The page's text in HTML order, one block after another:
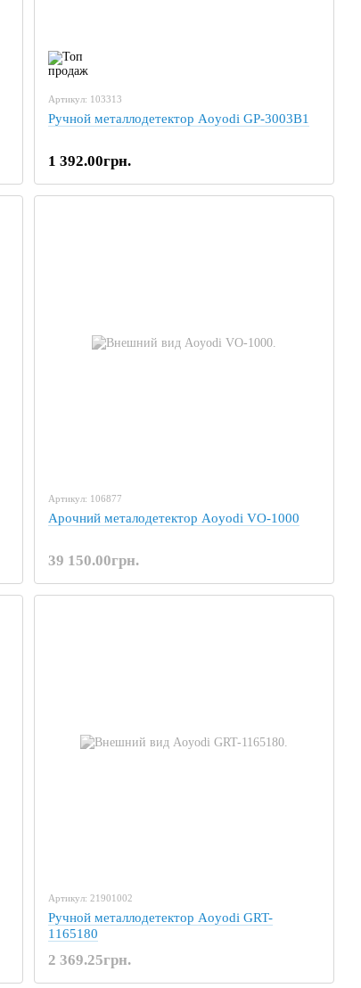
Артикул: 103313
Ручной металлодетектор Aoyodi GP-3003B1
1 392.00грн.
Артикул: 106877
Арочний металодетектор Aoyodi VO-1000
39 150.00грн.
Артикул: 21901002
Ручной металлодетектор Aoyodi GRT-
1165180
2 369.25грн.